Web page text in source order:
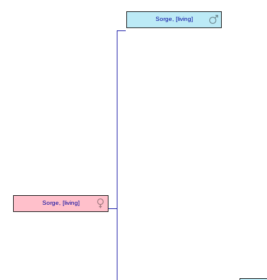
Sorge, [living]
Sorge, [living]